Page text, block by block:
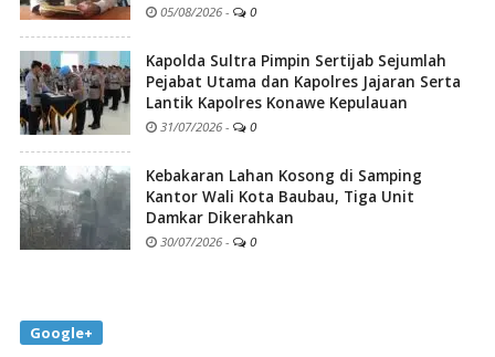
05/08/2026 - 0
Kapolda Sultra Pimpin Sertijab Sejumlah
Pejabat Utama dan Kapolres Jajaran Serta
Lantik Kapolres Konawe Kepulauan
31/07/2026 - 0
Kebakaran Lahan Kosong di Samping
Kantor Wali Kota Baubau, Tiga Unit
Damkar Dikerahkan
30/07/2026 - 0
Google+